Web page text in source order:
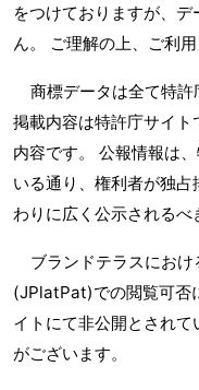
をつけておりますが、
ん。 ご理解の上、ご利用
商標データは全て特許
掲載内容は特許庁サイ
内容です。 公報情報は
いる通り、権利者が独
わりに広く公示されるべ
ブランドテラスにお
(JPlatPat)での閲覧可否
イトにて非公開とされ
がございます。